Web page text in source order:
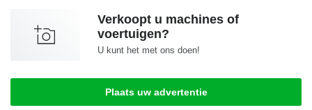
Verkoopt u machines of
voertuigen?
U kunt het met ons doen!
Plaats uw advertentie